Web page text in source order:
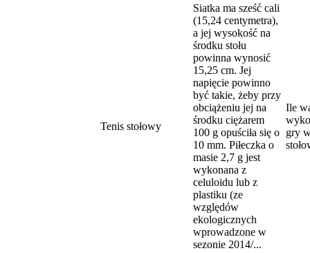
Tenis stołowy
Siatka ma sześć cali
(15,24 centymetra),
a jej wysokość na
środku stołu
powinna wynosić
15,25 cm. Jej
napięcie powinno
być takie, żeby przy
obciążeniu jej na
środku ciężarem
100 g opuściła się o
10 mm. Piłeczka o
masie 2,7 g jest
wykonana z
celuloidu lub z
plastiku (ze
względów
ekologicznych
wprowadzone w
sezonie 2014/...
Ile
gry